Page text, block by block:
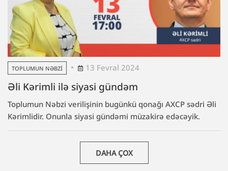
TOPLUMUN NƏBZI 13 Fevral 2024
Əli Kərimli ilə siyasi gündəm
Toplumun Nəbzi verilişinin bugünkü qonağı AXCP sədri Əli
Kərimlidir. Onunla siyasi gündəmi müzakirə edəcəyik.
DAHA ÇOX